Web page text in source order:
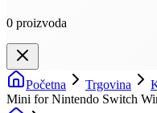
0 proizvoda
Početna Trgovina
Mini for Nintendo Switch